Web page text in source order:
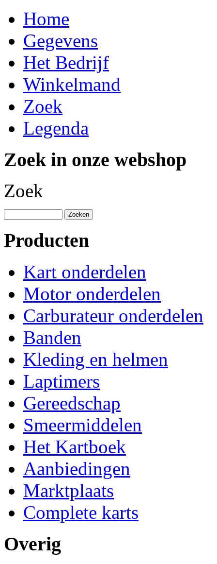
Home
Gegevens
Het Bedrijf
Winkelmand
Zoek
Legenda
Zoek in onze webshop
Zoek
Producten
Kart onderdelen
Motor onderdelen
Carburateur onderdelen
Banden
Kleding en helmen
Laptimers
Gereedschap
Smeermiddelen
Het Kartboek
Aanbiedingen
Marktplaats
Complete karts
Overig